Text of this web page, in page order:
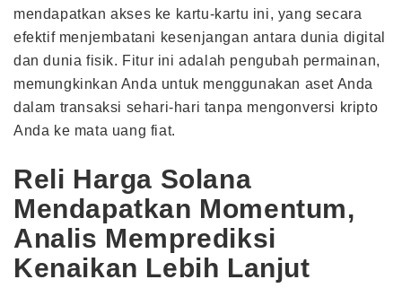
mendapatkan akses ke kartu-kartu ini, yang secara
efektif menjembatani kesenjangan antara dunia digital
dan dunia fisik. Fitur ini adalah pengubah permainan,
memungkinkan Anda untuk menggunakan aset Anda
dalam transaksi sehari-hari tanpa mengonversi kripto
Anda ke mata uang fiat.
Reli Harga Solana
Mendapatkan Momentum,
Analis Memprediksi
Kenaikan Lebih Lanjut